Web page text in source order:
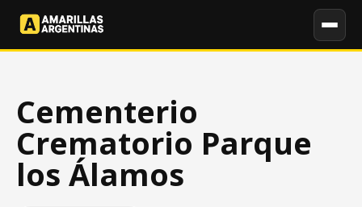
Cementerio
Crematorio Parque
los Álamos